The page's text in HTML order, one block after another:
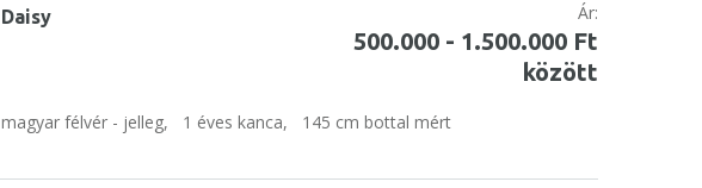
Daisy Ár:
500.000 - 1.500.000 Ft
között
magyar félvér - jelleg, 1 éves kanca, 145 cm bottal mért